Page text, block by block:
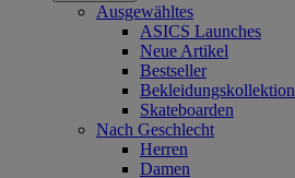
Ausgewähltes
ASICS Launches
Neue Artikel
Bestseller
Bekleidungskollektion
Skateboarden
Nach Geschlecht
Herren
Damen